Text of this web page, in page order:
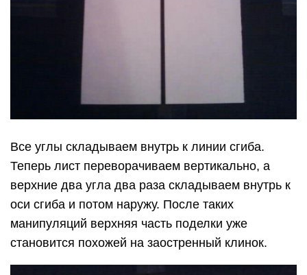
Все углы складываем внутрь к линии сгиба.
Теперь лист переворачиваем вертикально, а
верхние два угла два раза складываем внутрь к
оси сгиба и потом наружу. После таких
манипуляций верхняя часть поделки уже
становится похожей на заостренный клинок.